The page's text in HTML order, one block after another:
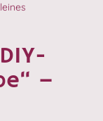
–